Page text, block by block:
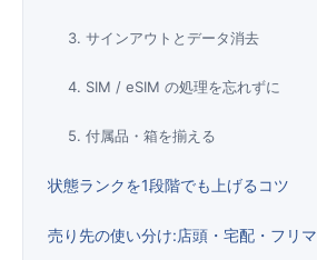
3. サインアウトとデータ消去
4. SIM / eSIM の処理を忘れずに
5. 付属品・箱を揃える
状態ランクを1段階でも上げるコツ
売り先の使い分け:店頭・宅配・フリマ